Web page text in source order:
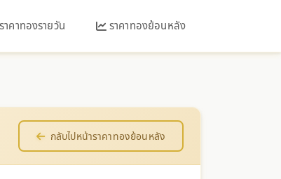
ราคาทองรายวัน ราคาทองย้อนหลัง
กลับไปหน้าราคาทองย้อนหลัง